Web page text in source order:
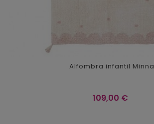
Alfombra infantil Minna
Precio
109,00 €